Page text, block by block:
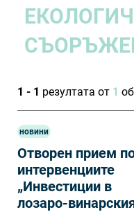
1 - 1 резултата от 1
новини
Отворен прием
интервенциите
„Инвестиции в
лозаро-